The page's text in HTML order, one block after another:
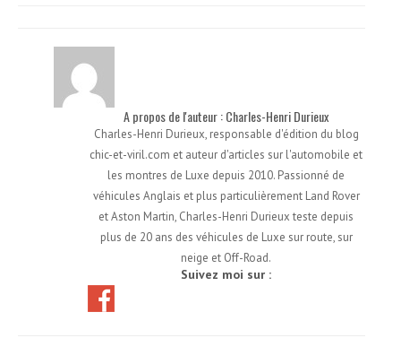
A propos de l'auteur : Charles-Henri Durieux
Charles-Henri Durieux, responsable d'édition du blog
chic-et-viril.com et auteur d'articles sur l'automobile et
les montres de Luxe depuis 2010. Passionné de
véhicules Anglais et plus particulièrement Land Rover
et Aston Martin, Charles-Henri Durieux teste depuis
plus de 20 ans des véhicules de Luxe sur route, sur
neige et Off-Road.
Suivez moi sur :